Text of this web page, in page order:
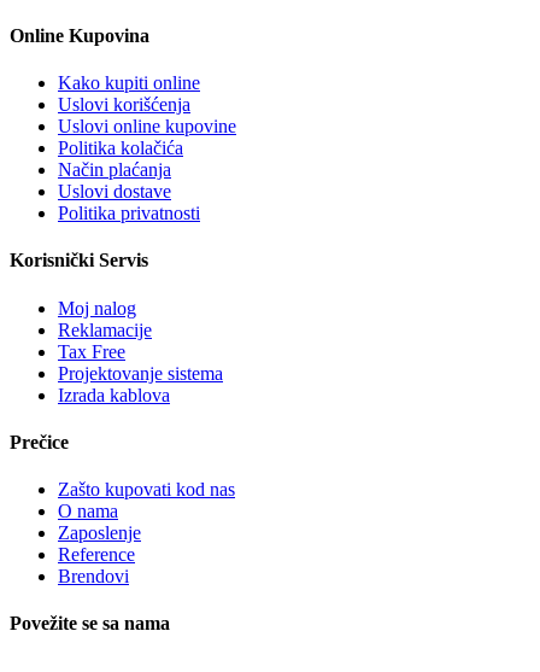
Online Kupovina
Kako kupiti online
Uslovi korišćenja
Uslovi online kupovine
Politika kolačića
Način plaćanja
Uslovi dostave
Politika privatnosti
Korisnički Servis
Moj nalog
Reklamacije
Tax Free
Projektovanje sistema
Izrada kablova
Prečice
Zašto kupovati kod nas
O nama
Zaposlenje
Reference
Brendovi
Povežite se sa nama